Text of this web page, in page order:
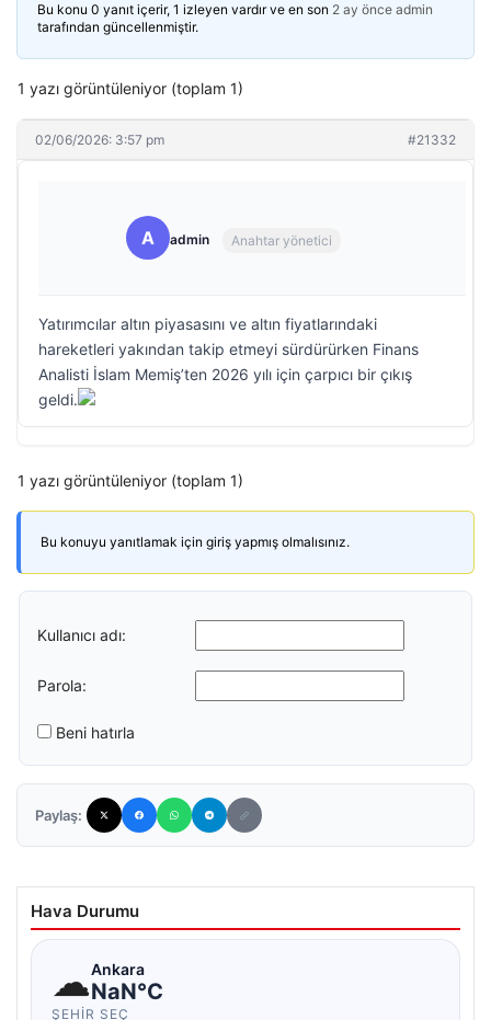
Bu konu 0 yanıt içerir, 1 izleyen vardır ve en son 2 ay önce admin
tarafından güncellenmiştir.
1 yazı görüntüleniyor (toplam 1)
02/06/2026: 3:57 pm #21332
A admin Anahtar yönetici
Yatırımcılar altın piyasasını ve altın fiyatlarındaki
hareketleri yakından takip etmeyi sürdürürken Finans
Analisti İslam Memiş’ten 2026 yılı için çarpıcı bir çıkış
geldi.
1 yazı görüntüleniyor (toplam 1)
Bu konuyu yanıtlamak için giriş yapmış olmalısınız.
Kullanıcı adı:
Parola:
Beni hatırla
Paylaş:
Hava Durumu
☁Ankara
NaN°C
ŞEHIR SEÇ